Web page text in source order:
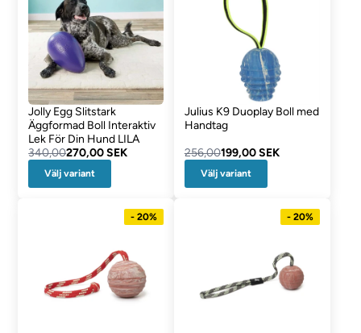
Jolly Egg Slitstark
Äggformad Boll Interaktiv
Lek För Din Hund LILA
340,00270,00 SEK
Välj variant
Julius K9 Duoplay Boll med
Handtag
256,00199,00 SEK
Välj variant
- 20% - 20%